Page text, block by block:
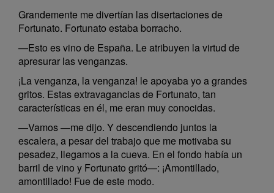
Grandemente me divertían las disertaciones de
Fortunato. Fortunato estaba borracho.
—Esto es vino de España. Le atribuyen la virtud de
apresurar las venganzas.
¡La venganza, la venganza! le apoyaba yo a grandes
gritos. Estas extravagancias de Fortunato, tan
características en él, me eran muy conocidas.
—Vamos —me dijo. Y descendiendo juntos la
escalera, a pesar del trabajo que me motivaba su
pesadez, llegamos a la cueva. En el fondo había un
barril de vino y Fortunato gritó—: ¡Amontillado,
amontillado! Fue de este modo.